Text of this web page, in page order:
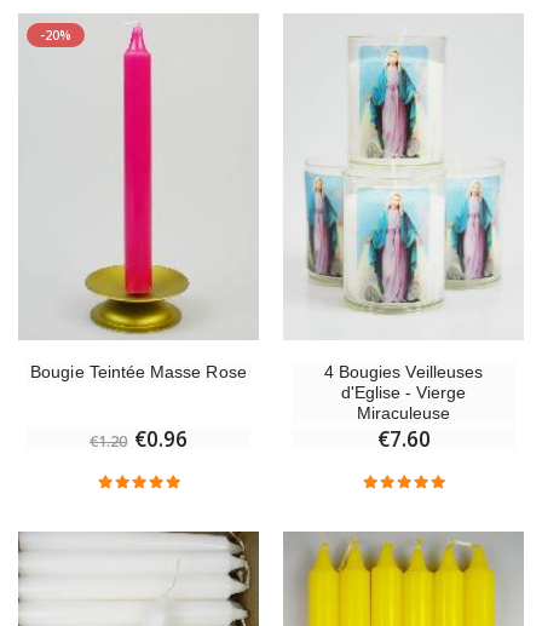
-20%
Bougie Teintée Masse Rose
€1.20 €0.96
4 Bougies Veilleuses
d'Eglise - Vierge
Miraculeuse
€7.60